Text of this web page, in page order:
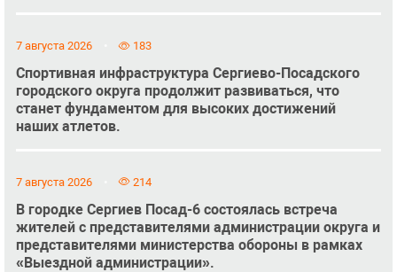
7 августа 2026 183
Спортивная инфраструктура Сергиево-Посадского
городского округа продолжит развиваться, что
станет фундаментом для высоких достижений
наших атлетов.
7 августа 2026 214
В городке Сергиев Посад-6 состоялась встреча
жителей с представителями администрации округа и
представителями министерства обороны в рамках
«Выездной администрации».